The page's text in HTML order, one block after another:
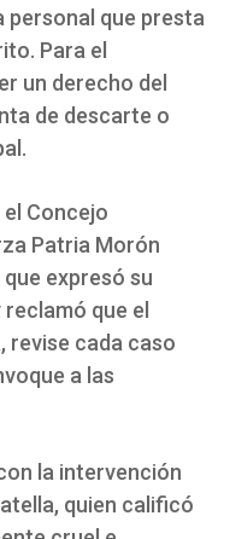
personal que presta
Para el
un derecho del
de descarte o
Concejo
Patria Morón
expresó su
que el
revise cada caso
a las
la intervención
quien calificó